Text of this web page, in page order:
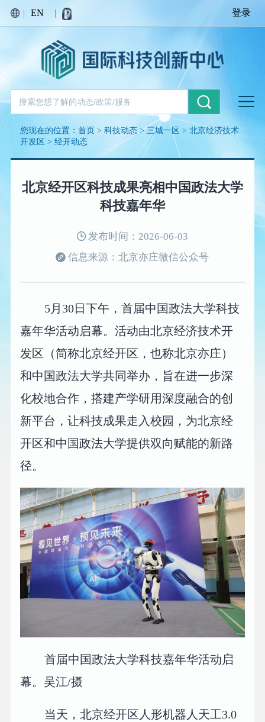
| EN | 登录
您现在的位置：首页 >科技动态>三城一区 >北京经济技术
开发区 >经开动态
北京经开区科技成果亮相中国政法大学
科技嘉年华
发布时间：2026-06-03
信息来源：北京亦庄微信公众号
5月30日下午，首届中国政法大学科技
嘉年华活动启幕。活动由北京经济技术开
发区（简称北京经开区，也称北京亦庄）
和中国政法大学共同举办，旨在进一步深
化校地合作，搭建产学研用深度融合的创
新平台，让科技成果走入校园，为北京经
开区和中国政法大学提供双向赋能的新路
径。
首届中国政法大学科技嘉年华活动启
幕。吴江/摄
当天，北京经开区人形机器人天工3.0